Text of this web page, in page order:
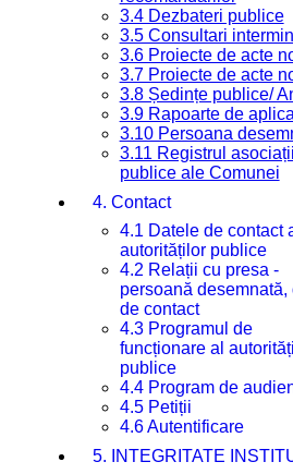
3.4 Dezbateri publice
3.5 Consultari
3.6 Proiecte de acte
3.7 Proiecte de acte
3.8 Ședințe publice/
3.9 Rapoarte de
3.10 Persoana
3.11 Registrul
publice ale Comunei
4. Contact
4.1 Datele de contact
autorităților publice
4.2 Relații cu presa -
persoană desemnată,
de contact
4.3 Programul de
funcționare al
publice
4.4 Program de
4.5 Petiții
4.6 Autentificare
5. INTEGRITATE